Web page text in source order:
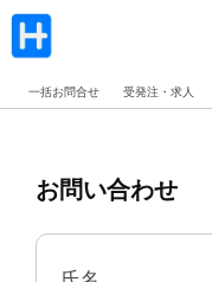
一括お問合せ 受発注・求人
お問い合わせ